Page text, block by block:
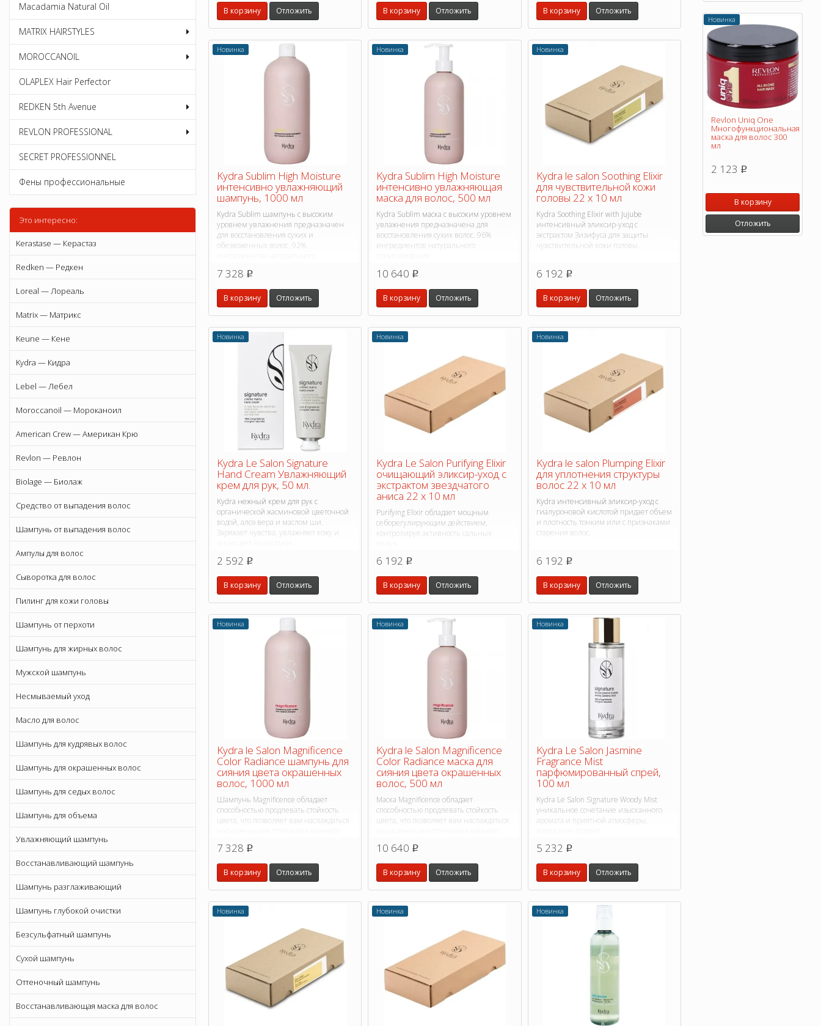
Macadamia Natural Oil
MATRIX HAIRSTYLES
MOROCCANOIL
OLAPLEX Hair Perfector
REDKEN 5th Avenue
REVLON PROFESSIONAL
SECRET PROFESSIONNEL
Фены профессиональные
Это интересно:
Kerastase — Керастаз
Redken — Редкен
Loreal — Лореаль
Matrix — Матрикс
Keune — Кене
Kydra — Кидра
Lebel — Лебел
Moroccanoil — Мороканоил
American Crew — Американ Крю
Revlon — Ревлон
Biolage — Биолаж
Средство от выпадения волос
Шампунь от выпадения волос
Ампулы для волос
Сыворотка для волос
Пилинг для кожи головы
Шампунь от перхоти
Шампунь для жирных волос
Мужской шампунь
Несмываемый уход
Масло для волос
Шампунь для кудрявых волос
Шампунь для окрашенных волос
Шампунь для седых волос
Шампунь для объема
Увлажняющий шампунь
Восстанавливающий шампунь
Шампунь разглаживающий
Шампунь глубокой очистки
Безсульфатный шампунь
Сухой шампунь
Оттеночный шампунь
Восстанавливающая маска для волос
В корзину Отложить В корзину Отложить В корзину Отложить
Новинка
Kydra Sublim High Moisture
интенсивно увлажняющий
шампунь, 1000 мл
Kydra Sublim шампунь с высоким
уровнем увлажнения предназначен
для восстановления сухих и
обезвоженных волос. 92%
7 328 p
В корзину Отложить
Новинка
Kydra Sublim High Moisture
интенсивно увлажняющая
маска для волос, 500 мл
Kydra Sublim маска с высоким уровнем
увлажнения предназначена для
восстановления сухих волос. 96%
ингредиентов натурального
10 640 p
В корзину Отложить
Новинка
Kydra le salon Soothing Elixir
для чувствительной кожи
головы 22 х 10 мл
Kydra Soothing Elixir with Jujube
интенсивный эликсир-уход с
экстрактом Зизифуса для защиты
чувствительной кожи головы.
6 192 p
В корзину Отложить
Новинка
Kydra Le Salon Signature
Hand Cream Увлажняющий
крем для рук, 50 мл.
Kydra нежный крем для рук с
органической жасминовой цветочной
водой, алоэ вера и маслом ши.
Заряжает чувства, увлажняет кожу и
2 592 p
В корзину Отложить
Новинка
Kydra Le Salon Purifying Elixir
очищающий эликсир-уход с
экстрактом звездчатого
аниса 22 х 10 мл
Purifying Elixir обладает мощным
себорегулирующим действием,
контролируя активность сальных
6 192 p
В корзину Отложить
Новинка
Kydra le salon Plumping Elixir
для уплотнения структуры
волос 22 х 10 мл
Kydra интенсивный эликсир-уход с
гиалуроновой кислотой придает объем
и плотность тонким или с признаками
старения волос.
6 192 p
В корзину Отложить
Новинка
Kydra le Salon Magnificence
Color Radiance шампунь для
сияния цвета окрашенных
волос, 1000 мл
Шампунь Magnificence обладает
способностью продлевать стойкость
цвета, что позволяет вам наслаждаться
7 328 p
В корзину Отложить
Новинка
Kydra le Salon Magnificence
Color Radiance маска для
сияния цвета окрашенных
волос, 500 мл
Маска Magnificence обладает
способностью продлевать стойкость
цвета, что позволяет вам наслаждаться
10 640 p
В корзину Отложить
Новинка
Kydra Le Salon Jasmine
Fragrance Mist
парфюмированный спрей,
100 мл
Kydra Le Salon Signature Woody Mist
уникальное сочетание изысканного
аромата и приятной атмосферы,
5 232 p
В корзину Отложить
Новинка Новинка Новинка
Новинка
Revlon Uniq One
Многофункциональная
маска для волос 300
мл
2 123 p
В корзину
Отложить